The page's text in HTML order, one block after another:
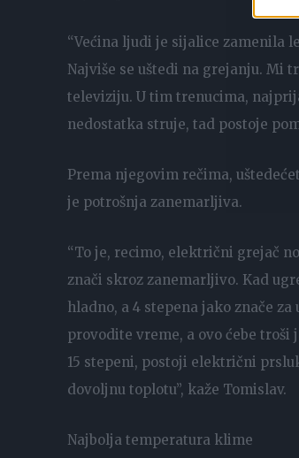
“Većina ljudi je sijalice zamenila
Najviše se uštedi na grejanju. Mi
televiziju. U tim trenucima,
nedostatka struje, tad postoje
Prema njegovim rečima,
je potrošnja zanemarljiva.
“To je, recimo, električni grejač
znači skroz zanemarljivo. Kad
hladno, a 4 stepena jako znače
provodite vreme, a ovo ćebe troši
15 stepeni, postoji električni
dovoljnu toplotu”, kaže Tomislav.
Najbolja temperatura klime